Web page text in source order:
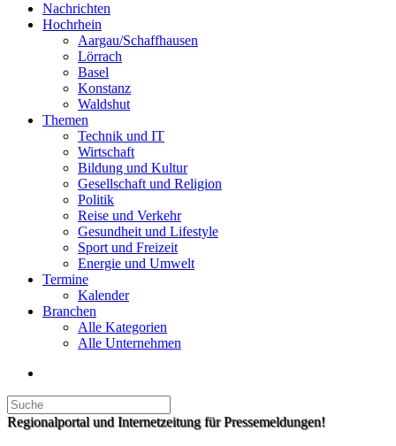
Nachrichten
Hochrhein
Aargau/Schaffhausen
Lörrach
Basel
Konstanz
Waldshut
Themen
Technik und IT
Wirtschaft
Bildung und Kultur
Gesellschaft und Religion
Politik
Reise und Verkehr
Gesundheit und Lifestyle
Sport und Freizeit
Energie und Umwelt
Termine
Kalender
Branchen
Alle Kategorien
Alle Unternehmen
Regionalportal und Internetzeitung für Pressemeldungen!